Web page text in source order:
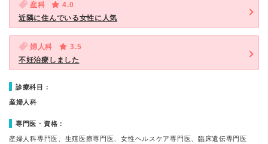
産科
4.0
近隣に住んでいる女性に人気
婦人科
3.5
不妊治療しました
診療科目：
産婦人科
専門医・資格：
産婦人科専門医、生殖医療専門医、女性ヘルスケア専門医、臨床遺伝専門医